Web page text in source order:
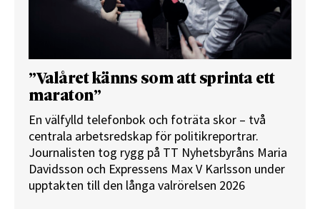
”Valåret känns som att sprinta ett
maraton”
En välfylld telefonbok och foträta skor – två
centrala arbetsredskap för politikreportrar.
Journalisten tog rygg på TT Nyhetsbyråns Maria
Davidsson och Expressens Max V Karlsson under
upptakten till den långa valrörelsen 2026